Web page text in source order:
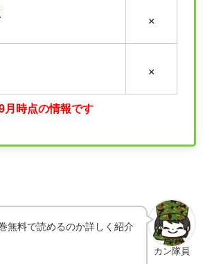
×
×
時点の情報です
カン隊員
無料で読めるのか詳しく紹介